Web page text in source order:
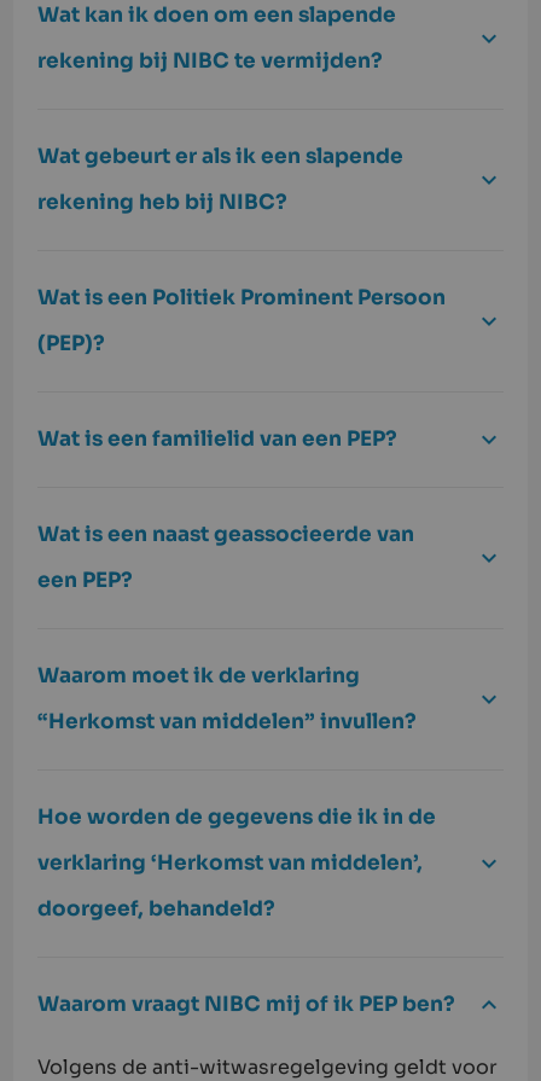
Wat kan ik doen om een slapende
rekening bij NIBC te vermijden?
Wat gebeurt er als ik een slapende
rekening heb bij NIBC?
Wat is een Politiek Prominent Persoon
(PEP)?
Wat is een familielid van een PEP?
Wat is een naast geassocieerde van
een PEP?
Waarom moet ik de verklaring
“Herkomst van middelen” invullen?
Hoe worden de gegevens die ik in de
verklaring ‘Herkomst van middelen’,
doorgeef, behandeld?
Waarom vraagt NIBC mij of ik PEP ben?
Volgens de anti-witwasregelgeving geldt voor